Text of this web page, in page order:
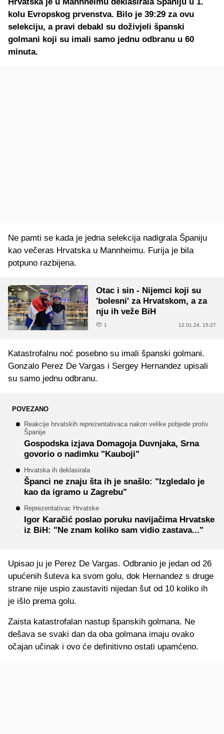
kolu Evropskog prvenstva. Bilo je 39:29 za ovu
selekciju, a pravi debakl su doživjeli španski
golmani koji su imali samo jednu odbranu u 60
minuta.
Ne pamti se kada je jedna selekcija nadigrala Španiju
kao večeras Hrvatska u Mannheimu. Furija je bila
potpuno razbijena.
Otac i sin - Nijemci koji su
'bolesni' za Hrvatskom, a za
nju ih veže BiH
1 12.01.24. 15:27
Katastrofalnu noć posebno su imali španski golmani.
Gonzalo Perez De Vargas i Sergey Hernandez upisali
su samo jednu odbranu.
POVEZANO
Reakcije hrvatskih reprezentativaca nakon velike pobjede protiv
Španije
Gospodska izjava Domagoja Duvnjaka, Srna
govorio o nadimku "Kauboji"
Hrvatska ih deklasirala
Španci ne znaju šta ih je snašlo: "Izgledalo je
kao da igramo u Zagrebu"
Reprezentativac Hrvatske
Igor Karačić poslao poruku navijačima Hrvatske
iz BiH: "Ne znam koliko sam vidio zastava..."
Upisao ju je Perez De Vargas. Odbranio je jedan od 26
upućenih šuteva ka svom golu, dok Hernandez s druge
strane nije uspio zaustaviti nijedan šut od 10 koliko ih
je išlo prema golu.
Zaista katastrofalan nastup španskih golmana. Ne
dešava se svaki dan da oba golmana imaju ovako
očajan učinak i ovo će definitivno ostati upamćeno.